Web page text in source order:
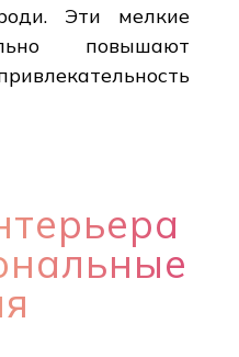
Эти мелкие
повышают